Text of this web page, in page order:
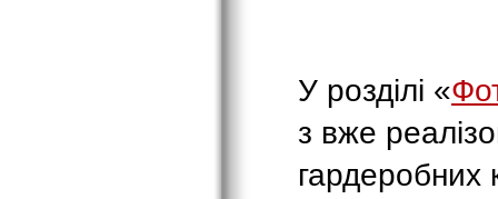
У розділі «
з вже
гардеробних